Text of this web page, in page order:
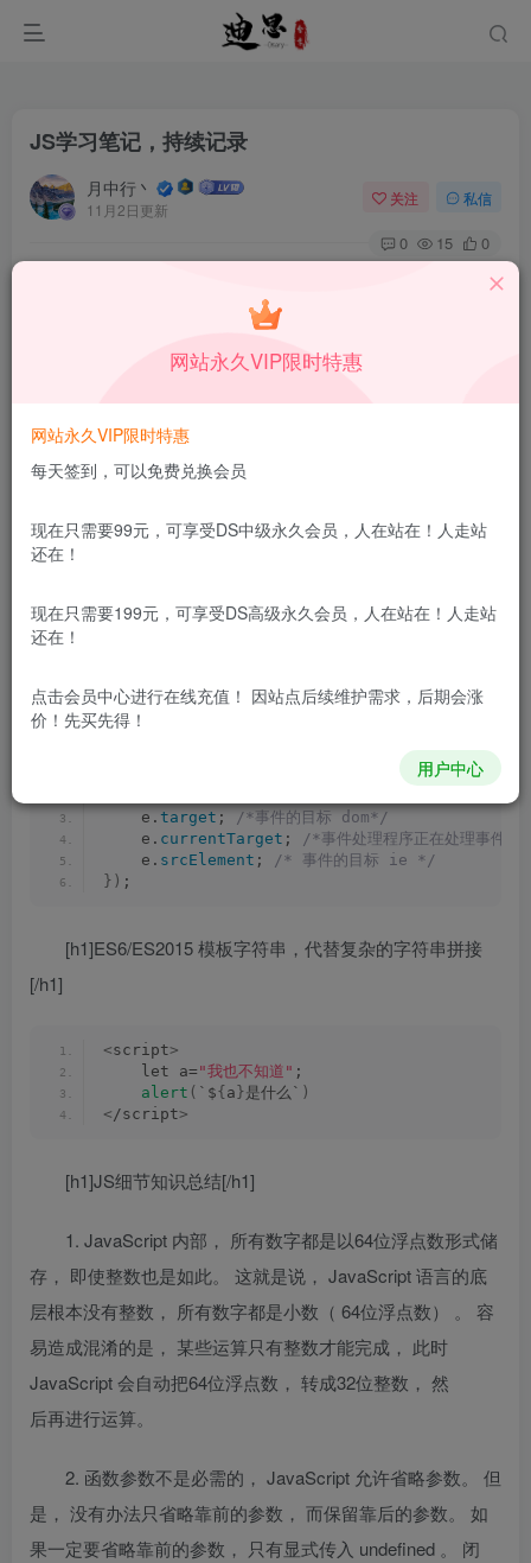
JS学习笔记，持续记录
月中行丶
11月2日更新
关注 私信
0 15 0
本站所有内容来自互联网收集，仅供学习和交流，请勿用于商业
用途。如有侵权、不妥之处，请第一时间联系我们删除！
[h1]事件源对象[/h1]
回调函数内的this指向了dom对象本身，注意JQ的内存
问题，删除dom时自定义的事件会继续存在。
})
    e.
target ;
/*事件的目标 dom*/
    e.
currentTarget ;
/*事件处理程序正在处理事件的
    e.
srcElement ;
/* 事件的目标 ie */
}) ;
[h1]ES6/ES2015 模板字符串，代替复杂的字符串拼接
[/h1]
<script>
    let a=
"我也不知道" ;
alert ( `${ a }是什么` )
< /script>
[h1]JS细节知识总结[/h1]
1. JavaScript 内部， 所有数字都是以64位浮点数形式储
存， 即使整数也是如此。
这就是说， JavaScript语言的底
层根本没有整数， 所有数字都是小数（ 64位浮点数） 。 容
易造成混淆的是， 某些运算只有整数才能完成， 此时
JavaScript会自动把64位浮点数， 转成32位整数， 然
后再进行运算。
2. 函数参数不是必需的， JavaScript 允许省略参数。
但
是， 没有办法只省略靠前的参数， 而保留靠后的参数。 如
果一定要省略靠前的参数， 只有显式传入 undefined 。
闭
网站永久VIP限时特惠
网站永久VIP限时特惠
每天签到，可以免费兑换会员
现在只需要99元，可享受DS中级永久会员，人在站在！人走站
还在！
现在只需要199元，可享受DS高级永久会员，人在站在！人走站
还在！
点击会员中心进行在线充值！ 因站点后续维护需求，后期会涨
价！先买先得！
用户中心